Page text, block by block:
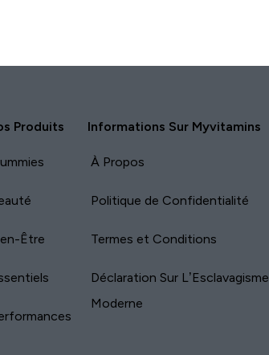
Produits
Être
Informations Sur Myvitamins
À Propos
Politique de Confidentialité
Termes et Conditions
Déclaration Sur L’Esclavagisme
Moderne